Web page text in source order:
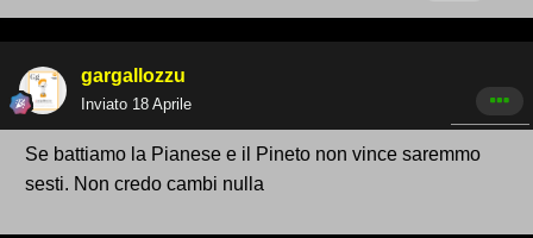
gargallozzu
Inviato 18 Aprile
Se battiamo la Pianese e il Pineto non vince saremmo
sesti. Non credo cambi nulla